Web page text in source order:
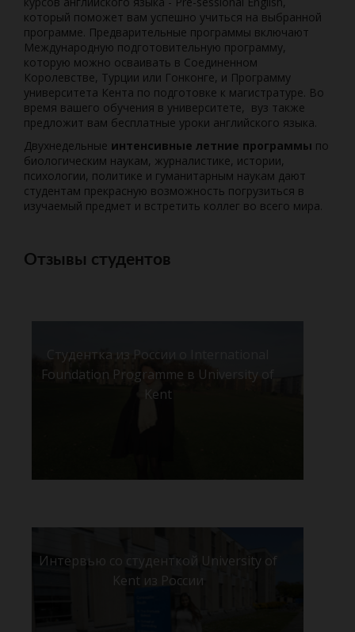
который поможет вам успешно учиться на выбранной
программе. Предварительные программы включают
Международную подготовительную программу,
которую можно осваивать в Соединенном
Королевстве, Турции или Гонконге, и Программу
университета Кента по подготовке к магистратуре. Во
время вашего обучения в университете, вуз также
предложит вам бесплатные уроки английского языка.
Двухнедельные интенсивные летние программы по
биологическим наукам, журналистике, истории,
психологии, политике и гуманитарным наукам дают
студентам прекрасную возможность погрузиться в
изучаемый предмет и встретить коллег во всего мира.
Отзывы студентов
Студентка из России о International
Foundation Programme в University of
Kent
Интервью со студенткой University of
Kent из России